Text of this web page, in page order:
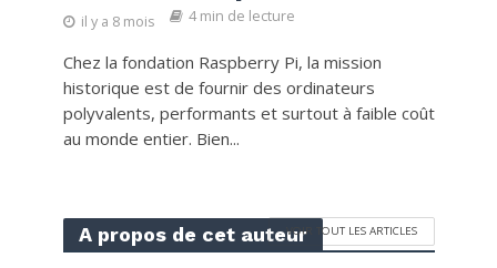
il y a 8 mois 4 min de lecture
Chez la fondation Raspberry Pi, la mission
historique est de fournir des ordinateurs
polyvalents, performants et surtout à faible coût
au monde entier. Bien...
A propos de cet auteurVOIR TOUT LES ARTICLES